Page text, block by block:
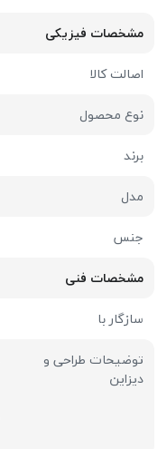
مشخصات فیزیکی
اصالت کالا
نوع محصول
برند
مدل
جنس
مشخصات فنی
سازگار با
توضیحات طراحی و
دیزاین